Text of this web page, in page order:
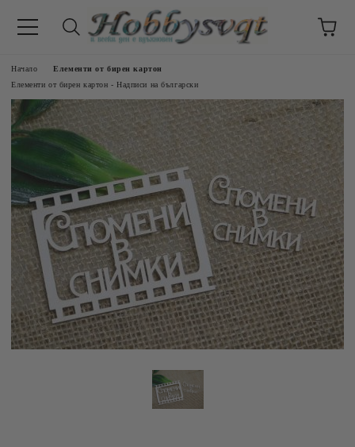
Начало
Елементи от бирен картон
Елементи от бирен картон - Надписи на български